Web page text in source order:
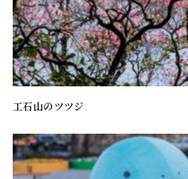
工石山のツツジ